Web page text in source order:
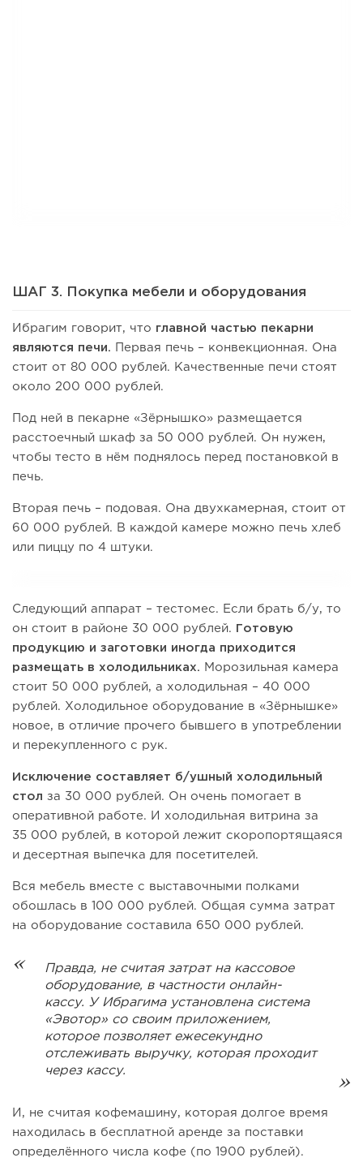
ШАГ 3. Покупка мебели и оборудования
Ибрагим говорит, что главной частью пекарни
являются печи.
Первая печь – конвекционная. Она
стоит от 80 000 рублей. Качественные печи стоят
около 200 000 рублей.
Под ней в пекарне «Зёрнышко» размещается
расстоечный шкаф за 50 000 рублей. Он нужен,
чтобы тесто в нём поднялось перед постановкой в
печь.
Вторая печь – подовая. Она двухкамерная, стоит от
60 000 рублей. В каждой камере можно печь хлеб
или пиццу по 4 штуки.
Следующий аппарат – тестомес. Если брать б/у, то
он стоит в районе 30 000 рублей.
Готовую
продукцию и заготовки иногда приходится
размещать в холодильниках. Морозильная камера
стоит 50 000 рублей, а холодильная – 40 000
рублей. Холодильное оборудование в «Зёрнышке»
новое, в отличие прочего бывшего в употреблении
и перекупленного с рук.
Исключение составляет б/ушный холодильный
стол за 30 000 рублей. Он очень помогает в
оперативной работе. И холодильная витрина за
35 000 рублей, в которой лежит скоропортящаяся
и десертная выпечка для посетителей.
Вся мебель вместе с выставочными полками
обошлась в 100 000 рублей. Общая сумма затрат
на оборудование составила 650 000 рублей.
Правда, не считая затрат на кассовое
оборудование, в частности онлайн-
кассу. У Ибрагима установлена система
«Эвотор» со своим приложением,
которое позволяет ежесекундно
отслеживать выручку, которая проходит
через кассу.
И, не считая кофемашину, которая долгое время
находилась в бесплатной аренде за поставки
определённого числа кофе (по 1900 рублей).